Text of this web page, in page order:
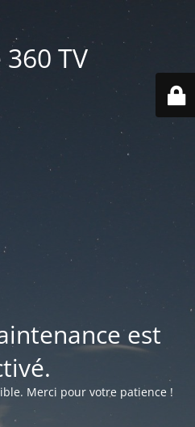
TV
est
Merci pour votre patience !